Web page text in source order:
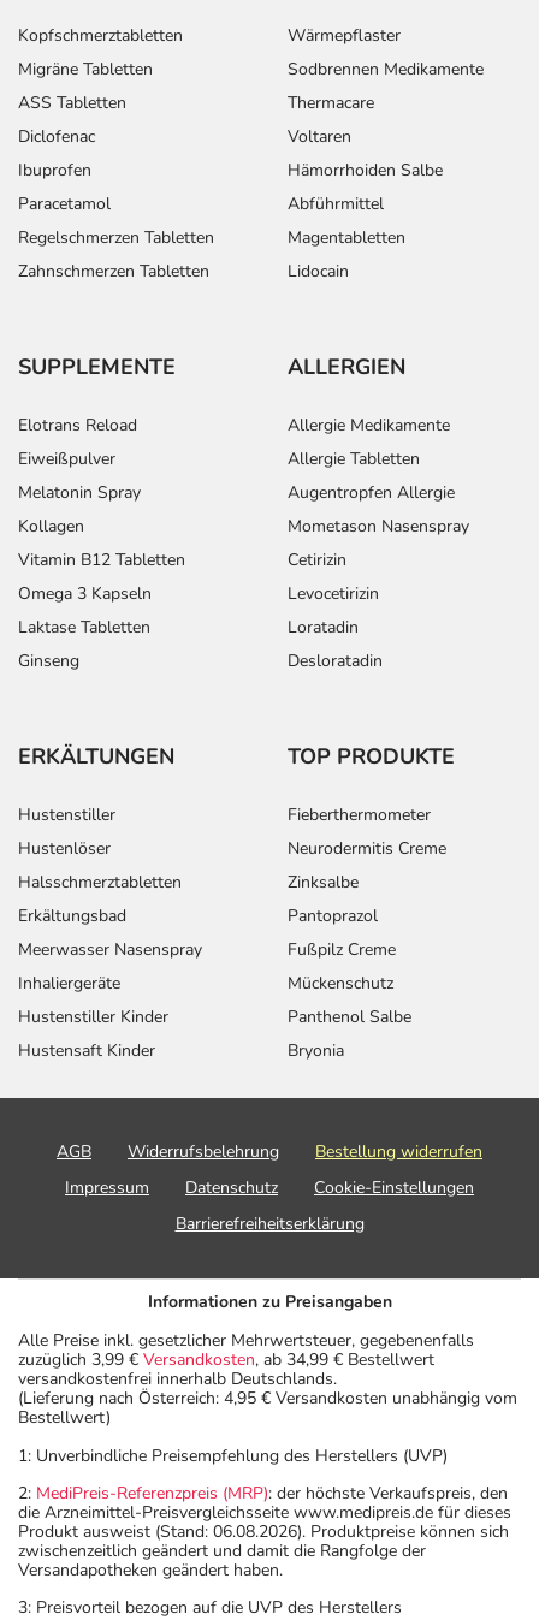
Kopfschmerztabletten
Migräne Tabletten
ASS Tabletten
Diclofenac
Ibuprofen
Paracetamol
Regelschmerzen Tabletten
Zahnschmerzen Tabletten
Wärmepflaster
Sodbrennen Medikamente
Thermacare
Voltaren
Hämorrhoiden Salbe
Abführmittel
Magentabletten
Lidocain
SUPPLEMENTE
Elotrans Reload
Eiweißpulver
Melatonin Spray
Kollagen
Vitamin B12 Tabletten
Omega 3 Kapseln
Laktase Tabletten
Ginseng
ALLERGIEN
Allergie Medikamente
Allergie Tabletten
Augentropfen Allergie
Mometason Nasenspray
Cetirizin
Levocetirizin
Loratadin
Desloratadin
ERKÄLTUNGEN
Hustenstiller
Hustenlöser
Halsschmerztabletten
Erkältungsbad
Meerwasser Nasenspray
Inhaliergeräte
Hustenstiller Kinder
Hustensaft Kinder
TOP PRODUKTE
Fieberthermometer
Neurodermitis Creme
Zinksalbe
Pantoprazol
Fußpilz Creme
Mückenschutz
Panthenol Salbe
Bryonia
AGB Widerrufsbelehrung
Bestellung widerrufen
Impressum
Datenschutz
Cookie-Einstellungen
Barrierefreiheitserklärung
Informationen zu Preisangaben
Alle Preise inkl. gesetzlicher Mehrwertsteuer, gegebenenfalls
zuzüglich 3,99 € Versandkosten, ab 34,99 € Bestellwert
versandkostenfrei innerhalb Deutschlands.
(Lieferung nach Österreich: 4,95 € Versandkosten unabhängig vom
Bestellwert)
1: Unverbindliche Preisempfehlung des Herstellers (UVP)
2: MediPreis-Referenzpreis (MRP): der höchste Verkaufspreis, den
die Arzneimittel-Preisvergleichsseite www.medipreis.de für dieses
Produkt ausweist (Stand: 06.08.2026). Produktpreise können sich
zwischenzeitlich geändert und damit die Rangfolge der
Versandapotheken geändert haben.
3: Preisvorteil bezogen auf die UVP des Herstellers